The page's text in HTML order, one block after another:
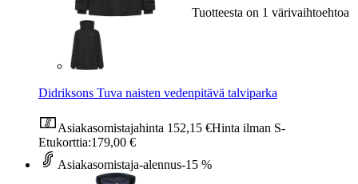
Tuotteesta on 1 värivaihtoehtoa
Didriksons Tuva naisten vedenpitävä talviparka
Asiakasomistajahinta 152,15 €Hinta ilman S-
Etukorttia:179,00 €
Asiakasomistaja-alennus-15 %